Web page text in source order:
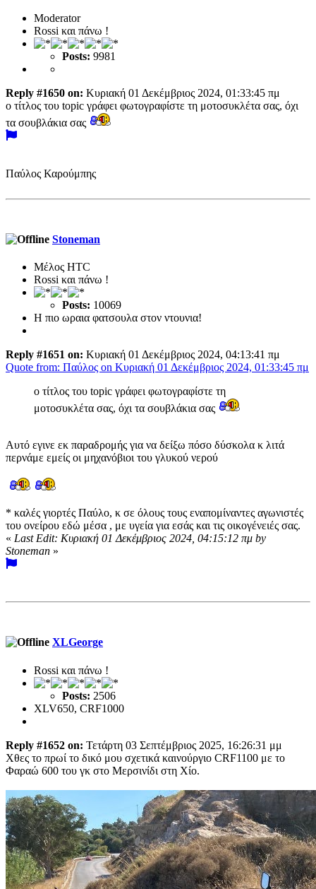
Moderator
Rossi και πάνω !
Posts: 9981
Reply #1650 on: Κυριακή 01 Δεκέμβριος 2024, 01:33:45 πμ
ο τίτλος του topic γράφει φωτογραφίστε τη μοτοσυκλέτα σας, όχι
τα σουβλάκια σας
Παύλος Καρούμπης
Stoneman
Μέλος ΗTC
Rossi και πάνω !
Posts: 10069
Η πιο ωραια φατσουλα στον ντουνια!
Reply #1651 on: Κυριακή 01 Δεκέμβριος 2024, 04:13:41 πμ
Quote from: Παύλος on Κυριακή 01 Δεκέμβριος 2024, 01:33:45 πμ
ο τίτλος του topic γράφει φωτογραφίστε τη
μοτοσυκλέτα σας, όχι τα σουβλάκια σας
Αυτό εγινε εκ παραδρομής για να δείξω πόσο δύσκολα κ λιτά
περνάμε εμείς οι μηχανόβιοι του γλυκού νερού
* καλές γιορτές Παύλο, κ σε όλους τους εναπομίναντες αγωνιστές
του ονείρου εδώ μέσα , με υγεία για εσάς και τις οικογένειές σας.
« Last Edit: Κυριακή 01 Δεκέμβριος 2024, 04:15:12 πμ by
Stoneman »
XLGeorge
Rossi και πάνω !
Posts: 2506
XLV650, CRF1000
Reply #1652 on: Τετάρτη 03 Σεπτέμβριος 2025, 16:26:31 μμ
Χθες το πρωί το δικό μου σχετικά καινούργιο CRF1100 με το
Φαραώ 600 του γκ στο Μερσινίδι στη Χίο.